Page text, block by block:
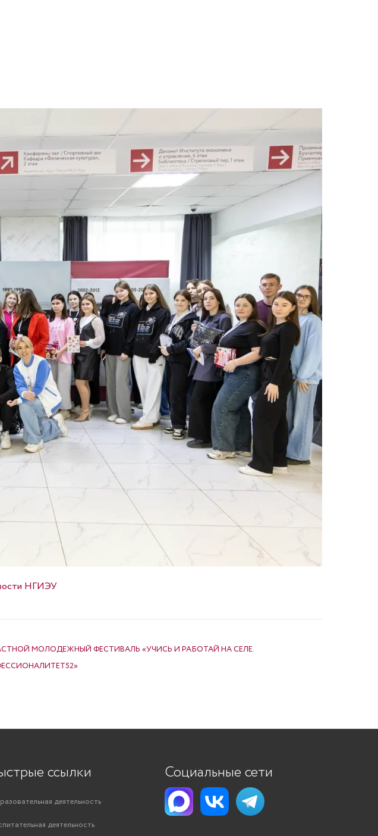
НГИЭУ
МОЛОДЕЖНЫЙ ФЕСТИВАЛЬ «УЧИСЬ И РАБОТАЙ НА СЕЛЕ.
ссылки
деятельность
деятельность
Социальные сети